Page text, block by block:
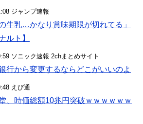
ジャンプ速報
牛乳…かなり賞味期限が切れてる」
ルト】
ソニック速報 2chまとめサイト
行から変更するならどこがいいのよ
えび通
、時価総額10兆円突破ｗｗｗｗｗｗ